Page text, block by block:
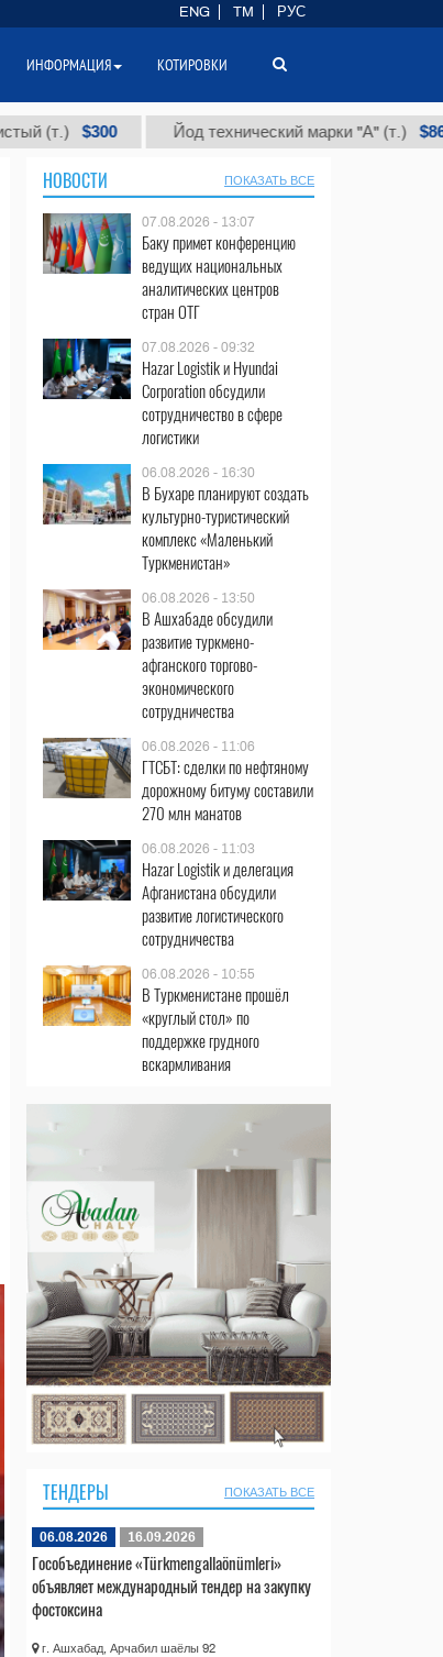
$300 Йод технический марки "А" (т.) $86 000
НОВОСТИ ПОКАЗАТЬ ВСЕ
07.08.2026 - 13:07
Баку примет конференцию
ведущих национальных
аналитических центров
стран ОТГ
07.08.2026 - 09:32
Hazar Logistik и Hyundai
Corporation обсудили
сотрудничество в сфере
логистики
06.08.2026 - 16:30
В Бухаре планируют создать
культурно-туристический
комплекс «Маленький
Туркменистан»
06.08.2026 - 13:50
В Ашхабаде обсудили
развитие туркмено-
афганского торгово-
экономического
сотрудничества
06.08.2026 - 11:06
ГТСБТ: сделки по нефтяному
дорожному битуму составили
270 млн манатов
06.08.2026 - 11:03
Hazar Logistik и делегация
Афганистана обсудили
развитие логистического
сотрудничества
06.08.2026 - 10:55
В Туркменистане прошёл
«круглый стол» по
поддержке грудного
вскармливания
ТЕНДЕРЫ ПОКАЗАТЬ ВСЕ
06.08.2026 16.09.2026
Гособъединение «Türkmengallaönümleri»
объявляет международный тендер на закупку
фостоксина
г. Ашхабад, Арчабил шаёлы 92
ENG TM РУС
ИНФОРМАЦИЯ КОТИРОВКИ